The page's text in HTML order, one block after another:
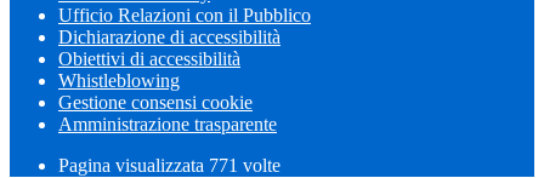
Ufficio Relazioni con il Pubblico
Dichiarazione di accessibilità
Obiettivi di accessibilità
Whistleblowing
Gestione consensi cookie
Amministrazione trasparente
Pagina visualizzata 771 volte